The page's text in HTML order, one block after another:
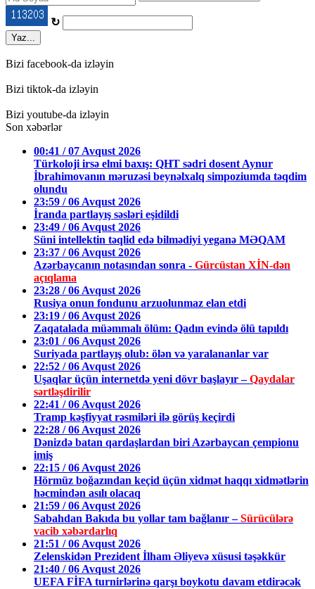
↻
Yaz...
Bizi facebook-da izləyin
Bizi tiktok-da izləyin
Bizi youtube-da izləyin
Son xəbərlər
00:41 / 07 Avqust 2026
Türkoloji irsə elmi baxış: QHT sədri dosent Aynur
İbrahimovanın məruzəsi beynəlxalq simpoziumda təqdim
olundu
23:59 / 06 Avqust 2026
İranda partlayış səsləri eşidildi
23:49 / 06 Avqust 2026
Süni intellektin təqlid edə bilmədiyi yeganə MƏQAM
23:37 / 06 Avqust 2026
Azərbaycanın notasından sonra - Gürcüstan XİN-dən
açıqlama
23:28 / 06 Avqust 2026
Rusiya onun fondunu arzuolunmaz elan etdi
23:19 / 06 Avqust 2026
Zaqatalada müəmmalı ölüm: Qadın evində ölü tapıldı
23:01 / 06 Avqust 2026
Suriyada partlayış olub: ölən və yaralananlar var
22:52 / 06 Avqust 2026
Uşaqlar üçün internetdə yeni dövr başlayır –Qaydalar
sərtləşdirilir
22:41 / 06 Avqust 2026
Tramp kəşfiyyat rəsmiləri ilə görüş keçirdi
22:28 / 06 Avqust 2026
Dənizdə batan qardaşlardan biri Azərbaycan çempionu
imiş
22:15 / 06 Avqust 2026
Hörmüz boğazından keçid üçün xidmət haqqı xidmətlərin
həcmindən asılı olacaq
21:59 / 06 Avqust 2026
Sabahdan Bakıda bu yollar tam bağlanır –Sürücülərə
vacib xəbərdarlıq
21:51 / 06 Avqust 2026
Zelenskidən Prezident İlham Əliyevə xüsusi təşəkkür
21:40 / 06 Avqust 2026
UEFA FİFA turnirlərinə qarşı boykotu davam etdirəcək